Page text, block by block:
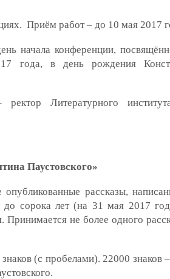
Приём работ – до 10 мая 2017
начала конференции,
года, в день рождения
Литературного
Паустовского»
рассказы,
до сорока лет (на 31 мая 2017
Принимается не более одного
(с пробелами). 22000 знаков